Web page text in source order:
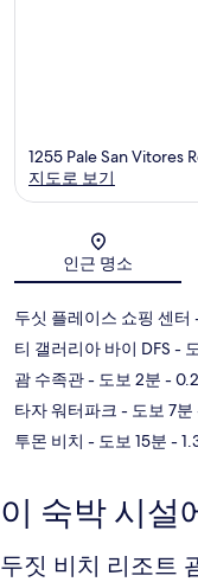
1255 Pale San Vitores
지도로 보기
인근 명소
두싯 플레이스 쇼핑 센터
티 갤러리아 바이 DFS -
괌 수족관- 도보 2분 -
타자 워터파크 - 도보 7분
투몬 비치 - 도보 15분 -
이 숙박 시설
두짓 비치 리조트